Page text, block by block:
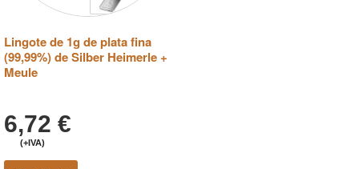
Lingote de 1g de plata fina
(99,99%) de Silber Heimerle +
Meule
6,72 €
(+IVA)